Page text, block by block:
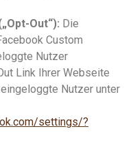
Out“): Die
Custom
Nutzer
Link Ihrer Webseite
Nutzer unter
settings/?